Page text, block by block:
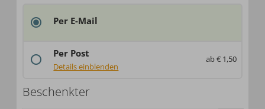
Per E-Mail
ab € 1,50
Per Post
Details einblenden
Deutschland: € 1,50
Beschenkter